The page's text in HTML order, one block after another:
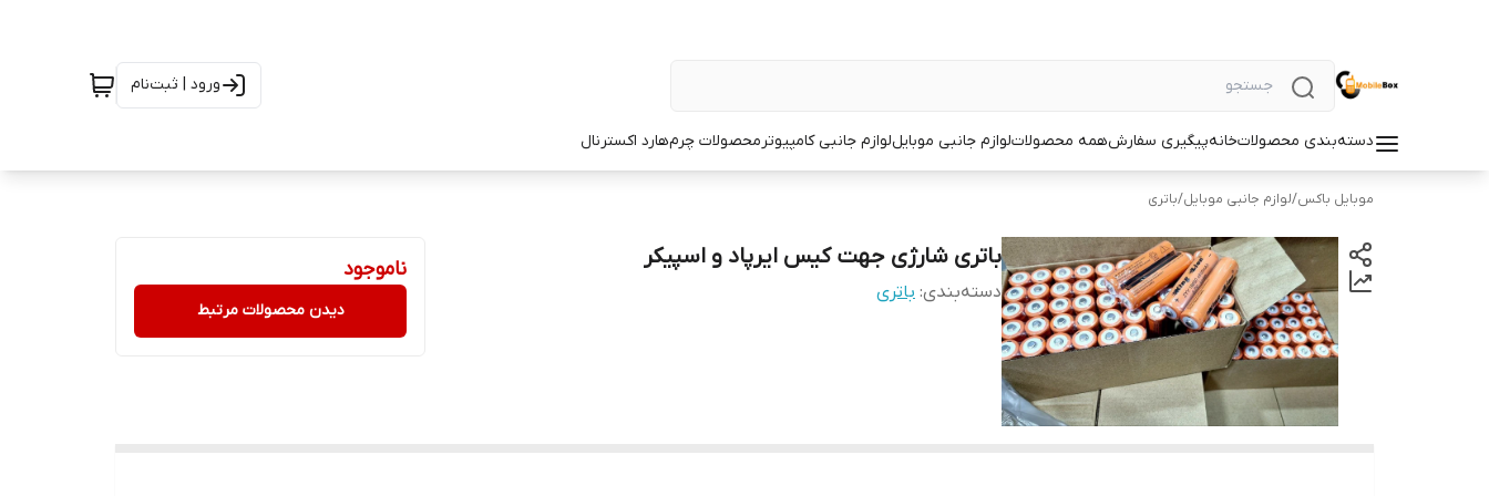
ورود | ثبت‌نام
دسته‌بندی محصولاتخانهپیگیری سفارشهمه محصولاتلوازم جانبی موبایللوازم جانبی کامپیوترمحصولات چرمهارد اکسترنال
موبایل باکس/لوازم جانبی موبایل/باتری
باتری شارژی جهت کیس ایرپاد و اسپیکر
دسته‌بندی: باتری
ناموجود
دیدن محصولات مرتبط